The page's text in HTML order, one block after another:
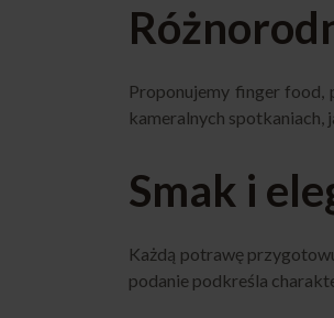
Proponujemy finger food,
kameralnych spotkaniach,
Smak i
Każdą potrawę
podanie podkreśla